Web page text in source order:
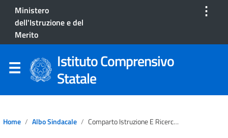
Ministero
dell'Istruzione e del
Merito
⋮
Istituto Comprensivo
Statale
Home Albo Sindacale Comparto Istruzione E Ricerca – Sezione Scuola. Azione Di Sciopero Prevista Per La Giornata Del 27 Marzo 2026.